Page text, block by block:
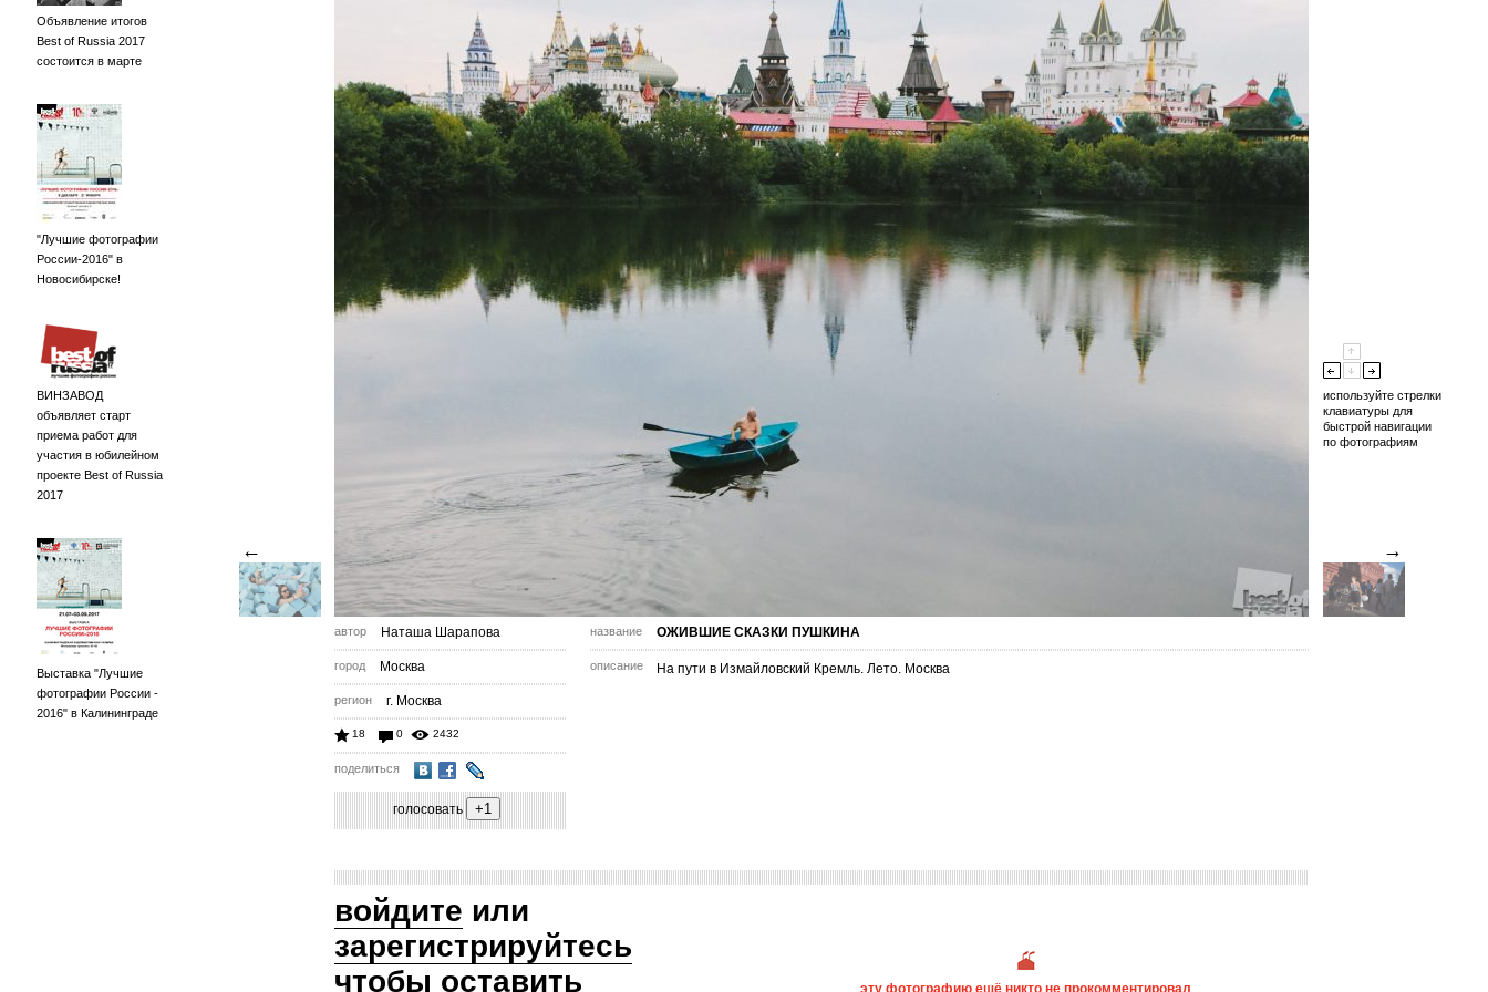
Объявление итогов
Best of Russia 2017
состоится в марте
"Лучшие фотографии
России-2016" в
Новосибирске!
ВИНЗАВОД
объявляет старт
приема работ для
участия в юбилейном
проекте Best of Russia
2017
Выставка "Лучшие
фотографии России -
2016" в Калининграде
← →
используйте стрелки
клавиатуры для
быстрой навигации
по фотографиям
автор Наташа Шарапова
город Москва
регион г. Москва
18 0 2432
поделиться
голосовать
название ОЖИВШИЕ СКАЗКИ ПУШКИНА
описание На пути в Измайловский Кремль. Лето. Москва
войдите или
зарегистрируйтесь
чтобы оставить
эту фотографию ещё никто не прокомментировал